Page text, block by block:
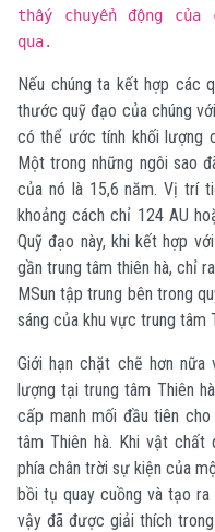
thấy chuyển động của
qua.
Nếu chúng ta kết hợp các
thước quỹ đạo của chúng
có thể ước tính khối lượng
Một trong những ngôi sao
của nó là 15,6 năm. Vị trí
khoảng cách chỉ 124 AU
Quỹ đạo này, khi kết hợp
gần trung tâm thiên hà, chỉ
MSun tập trung bên trong
sáng của khu vực trung tâm
Giới hạn chặt chẽ hơn
lượng tại trung tâm Thiên
cấp manh mối đầu tiên
tâm Thiên hà. Khi vật chất
phía chân trời sự kiện của
bồi tụ quay cuồng và tạo
vậy đã được giải thích